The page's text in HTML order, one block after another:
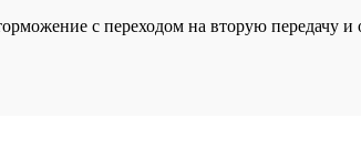
с переходом на вторую передачу и